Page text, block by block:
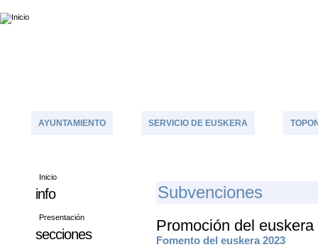
AYUNTAMIENTO SERVICIO DE EUSKERA
Inicio
info
Presentación
secciones
SUbvenciones
Promoción del euskera
Fomento del euskera 2023